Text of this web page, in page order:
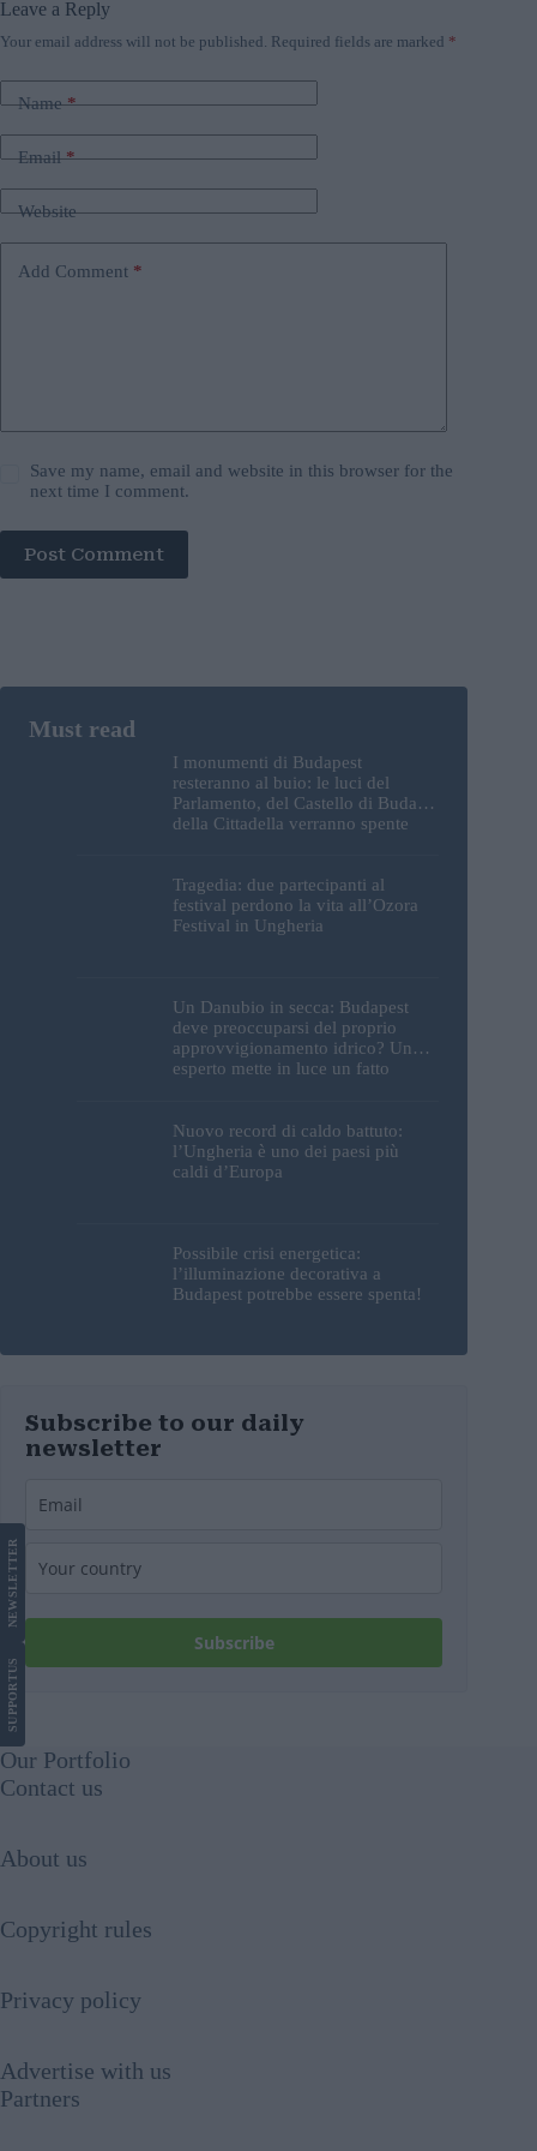
Leave a Reply
Your email address will not be published. Required fields are marked *
Name*
Email*
Website
Add Comment *
Save my name, email and website in this browser for the
next time I comment.
Post Comment
I monumenti di Budapest
resteranno al buio: le luci del
Parlamento, del Castello di Buda e
della Cittadella verranno spente
Tragedia: due partecipanti al
festival perdono la vita all’Ozora
Festival in Ungheria
Un Danubio in secca: Budapest
deve preoccuparsi del proprio
approvvigionamento idrico? Un
esperto mette in luce un fatto
Nuovo record di caldo battuto:
l’Ungheria è uno dei paesi più
caldi d’Europa
Possibile crisi energetica:
l’illuminazione decorativa a
Budapest potrebbe essere spenta!
Subscribe to our daily
newsletter
Subscribe
SUPPORT
US
NEWS
LETTER
Our Portfolio
Contact us
About us
Copyright rules
Privacy policy
Advertise with us
Partners